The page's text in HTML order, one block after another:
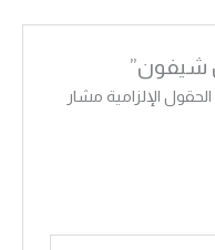
شيفون”
الحقول الإلزامية مشار